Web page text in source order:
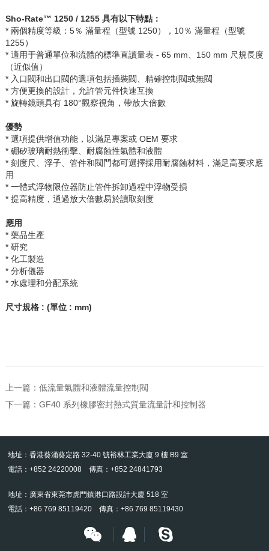
Sho-Rate™ 1250 / 1255 具有以下特點：
* 兩個精度等級： 5％ 滿量程（型號 1250）， 10％ 滿量程（型號
1255）
* 適用于普通單位和流體的標準直讀量表 - 65 mm 150 mm 尺規長度
（近似值）
* 入口閥和出口閥的選項包括插裝閥、精確控制閥或無閥
* 方便更換的設計，允許管元件快速互換
* 旋轉鏡頭具有180°觀察視角，帶放大倍數
優勢
* 選項提供增值功能，以滿足專案或OEM 要求
* 硼矽玻璃耐熱衝擊、耐腐蝕性氣體和液體
* 刻度尺、浮子、管件和閥門都可選擇採用耐腐蝕材料，滿足高要求應
用
* 一體式浮物限位器防止管件拆卸過程中浮物受損
* 提高精度，通過放大倍數易於讀取刻度
應用
* 藥品生產
* 研究
* 化工製造
* 分析儀器
* 水處理和分配系統
尺寸規格: (單位: mm)
上一篇： 低流量氣體和液體流量控制閥
下一篇： GF40 系列橡膠密封熱式質量流量計和控制器
地址：香港葵涌葵定路 32-40 號裕林工業大廈 9 樓 B9 室
電話：+852 24220008 傳真：+852 24841793
地址：廣東省東莞市虎門鎮港口路設計大廈 518 室
電話：+86 769 85119420 傳真：+86 769 85119430